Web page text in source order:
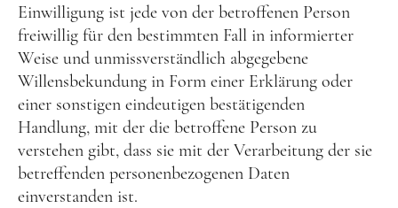
Einwilligung ist jede von der betroffenen Person
freiwillig für den bestimmten Fall in informierter
Weise und unmissverständlich abgegebene
Willensbekundung in Form einer Erklärung oder
einer sonstigen eindeutigen bestätigenden
Handlung, mit der die betroffene Person zu
verstehen gibt, dass sie mit der Verarbeitung der sie
betreffenden personenbezogenen Daten
einverstanden ist.